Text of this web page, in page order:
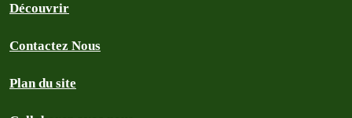
Découvrir
Contactez Nous
Plan du site